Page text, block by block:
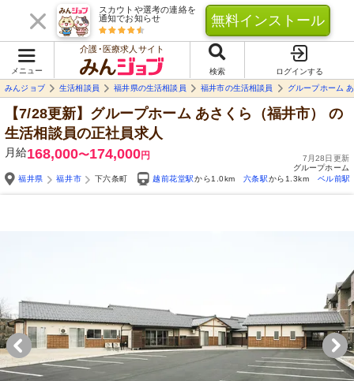
スカウトや選考の連絡を
通知でお知らせ
無料インストール
メニュー
介護･医療求人サイト
検索
ログインする
みんジョブ
生活相談員 福井県の生活相談員 福井市の生活相談員 グループホーム
【7/28更新】グループホーム あさくら（福井市）
の
生活相談員の正社員求人
月給168,000〜174,000円
7月28日更新
グループホーム
福井県
福井市 下六条町 越前花堂駅から1.0km 六条駅から1.3km ベル前駅